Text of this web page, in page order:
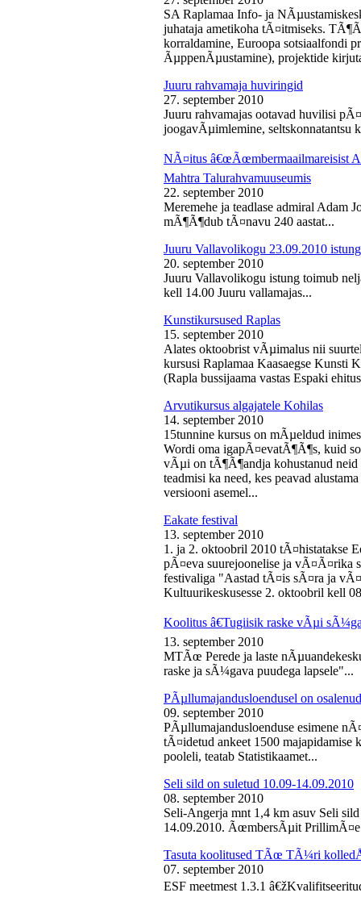
SA Raplamaa Info- ja
juhataja ametikoha tÃ¤itmiseks.
korraldamine, Euroopa sotsiaalfondi
ÃµppenÃµustamine), projektide
Juuru rahvamaja huviringid
27. september 2010
Juuru rahvamajas ootavad huvilisi
joogavÃµimlemine, seltskonnatantsu
NÃ¤itus â€œÃœmbermaailmareisist
Mahtra Talurahvamuuseumis
22. september 2010
Meremehe ja teadlase admiral Adam
mÃ¶Ã¶dub tÃ¤navu 240 aastat...
Juuru Vallavolikogu 23.09.2010 istung
20. september 2010
Juuru Vallavolikogu istung toimub
kell 14.00 Juuru vallamajas...
Kunstikursused Raplas
15. september 2010
Alates oktoobrist vÃµimalus nii
kursusi Raplamaa Kaasaegse Kunsti
(Rapla bussijaama vastas Espaki
Arvutikursus algajatele Kohilas
14. september 2010
15tunnine kursus on mÃµeldud
Wordi oma igapÃ¤evatÃ¶Ã¶s, kuid
vÃµi on tÃ¶Ã¶andja kohustanud neid
teadmisi ka need, kes peavad
versiooni asemel...
Eakate festival
13. september 2010
1. ja 2. oktoobril 2010 tÃ¤histatakse
pÃ¤eva suurejoonelise ja vÃ¤Ã¤rika
festivaliga "Aastad tÃ¤is sÃ¤ra ja
Kultuurikeskusesse 2. oktoobril kell
Koolitus â€Tugiisik raske vÃµi
13. september 2010
MTÃœ Perede ja laste
raske ja sÃ¼gava puudega lapsele"...
PÃµllumajandusloendusel on
09. september 2010
PÃµllumajandusloenduse esimene
tÃ¤idetud ankeet 1500 majapidamise
pooleli, teatab Statistikaamet...
Seli sild on suletud 10.09-14.09.2010
08. september 2010
Seli-Angerja mnt 1,4 km asuv Seli
14.09.2010. ÃœmbersÃµit
Tasuta koolitused TÃœ TÃ¼ri
07. september 2010
ESF meetmest 1.3.1